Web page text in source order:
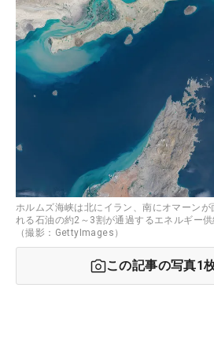
ホルムズ海峡は北にイラン、南にオマーンが
れる石油の約2～3割が通過するエネルギー
（撮影：GettyImages）
この記事の写真1